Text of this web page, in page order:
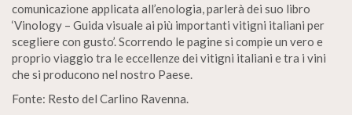
comunicazione applicata all’enologia, parlerà dei suo libro
‘Vinology – Guida visuale ai più importanti vitigni italiani per
scegliere con gusto’. Scorrendo le pagine si compie un vero e
proprio viaggio tra le eccellenze dei vitigni italiani e tra i vini
che si producono nel nostro Paese.
Fonte: Resto del Carlino Ravenna.